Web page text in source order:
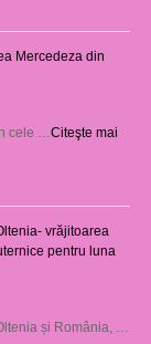
Mercedeza din
cele … Citeşte mai
vrăjitoarea
pentru luna
și România, …